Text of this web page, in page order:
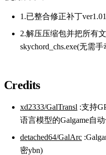
1.已整合修正补丁
2.解压压缩包并把所有
skychord_chs.exe(无需
Credits
xd2333/GalTransl :支持
语言模型的Galgame自
detached64/GalArc
密ybn)